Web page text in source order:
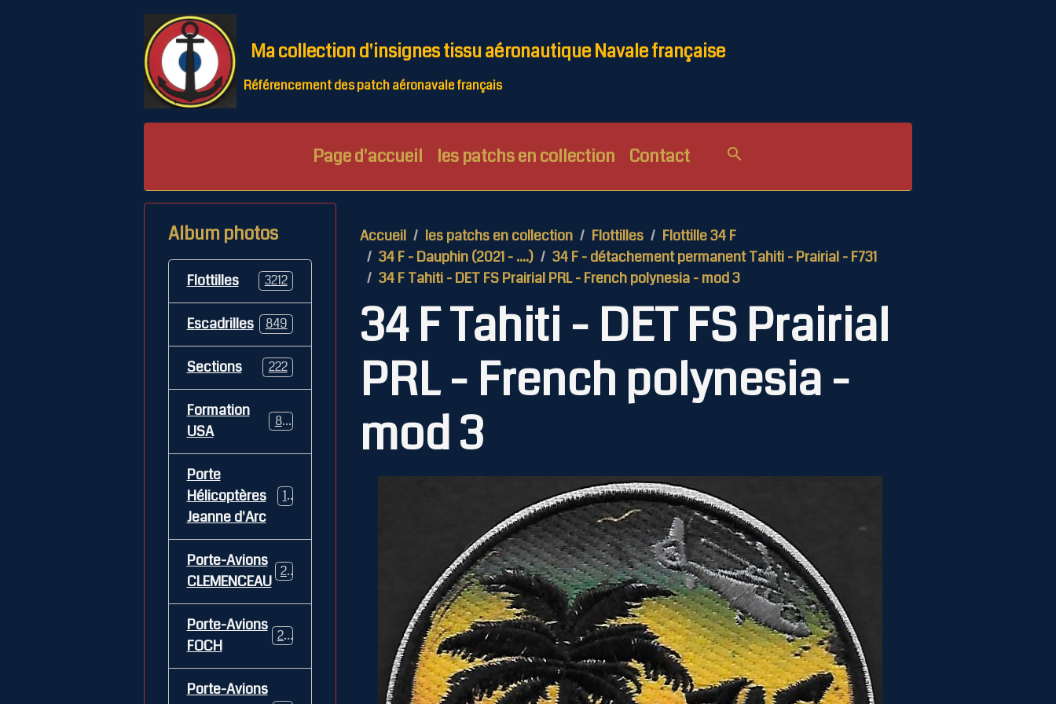
Ma collection d'insignes tissu aéronautique Navale française
Référencement des patch aéronavale français
Page d'accueil les patchs en collection Contact
Accueil les patchs en collection Flottilles
Flottille 34 F
34 F - Dauphin (2021 - ....)
34 F - détachement permanent Tahiti - Prairial - F731
34 F Tahiti - DET FS Prairial PRL - French polynesia - mod 3
34 F Tahiti - DET FS Prairial
PRL - French polynesia -
mod 3
Album photos
Flottilles 3212
Escadrilles 849
Sections 222
Formation
USA
84
Porte
Hélicoptères
Jeanne d'Arc
12
Porte-Avions
CLEMENCEAU
26
Porte-Avions
FOCH
29
Porte-Avions